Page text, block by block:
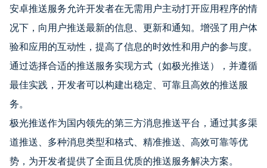
安卓推送服务允许开发者在无需用户主动打开应用程序的情
况下，向用户推送最新的信息、更新和通知。增强了用户体
验和应用的互动性，提高了信息的时效性和用户的参与度。
通过选择合适的推送服务实现方式（如极光推送），并遵循
最佳实践，开发者可以构建出稳定、可靠且高效的推送服
务。
极光推送作为国内领先的第三方消息推送平台，通过其多渠
道推送、多种消息类型和格式、精准推送、高效可靠等优
势，为开发者提供了全面且优质的推送服务解决方案。